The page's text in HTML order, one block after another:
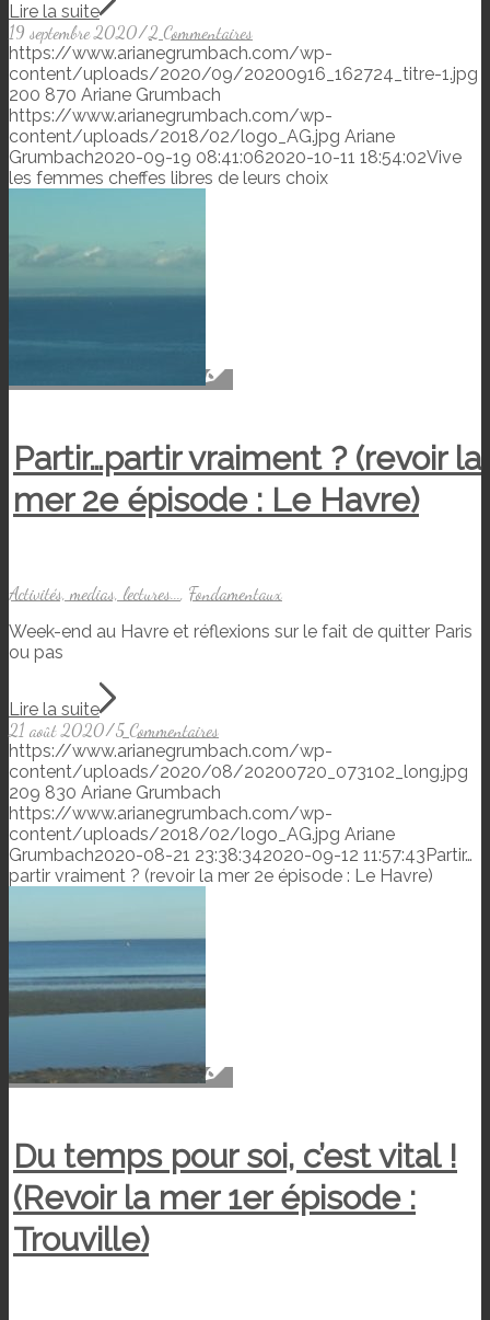
Lire la suite
19 septembre 2020/2 Commentaires
https://www.arianegrumbach.com/wp-
content/uploads/2020/09/20200916_162724_titre-1.jpg
200 870 Ariane Grumbach
https://www.arianegrumbach.com/wp-
content/uploads/2018/02/logo_AG.jpg Ariane
Grumbach2020-09-19 08:41:062020-10-11 18:54:02Vive
les femmes cheffes libres de leurs choix
Partir…partir vraiment ? (revoir la
mer 2e épisode : Le Havre)
Activités, medias, lectures..., Fondamentaux
Week-end au Havre et réflexions sur le fait de quitter Paris
ou pas
Lire la suite
21 août 2020/5 Commentaires
https://www.arianegrumbach.com/wp-
content/uploads/2020/08/20200720_073102_long.jpg
209 830 Ariane Grumbach
https://www.arianegrumbach.com/wp-
content/uploads/2018/02/logo_AG.jpg Ariane
Grumbach2020-08-21 23:38:342020-09-12 11:57:43Partir…
partir vraiment ? (revoir la mer 2e épisode : Le Havre)
Du temps pour soi, c’est vital !
(Revoir la mer 1er épisode :
Trouville)